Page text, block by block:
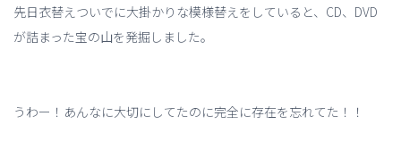
先日衣替えついでに大掛かりな模様替えをしていると、CD、DVD
が詰まった宝の山を発掘しました。
うわー！あんなに大切にしてたのに完全に存在を忘れてた！！